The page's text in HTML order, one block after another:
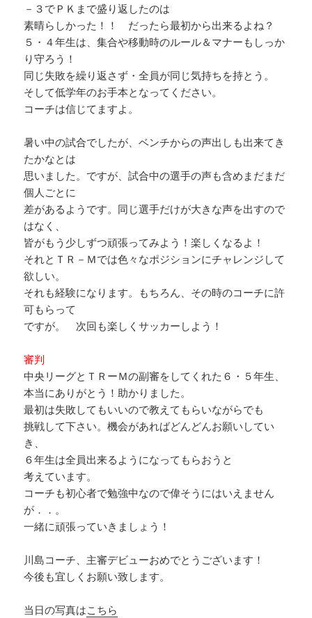
－３でＰＫまで盛り返したのは
素晴らしかった！！ だったら最初から出来るよね？
５・４年生は、集合や移動時のルール＆マナーもしっか
り守ろう！
同じ失敗を繰り返さず・全員が同じ気持ちを持とう。
そして低学年のお手本となってください。
コーチは信じてますよ。
暑い中の試合でしたが、ベンチからの声出しも出来てき
たかなとは
思いました。ですが、試合中の選手の声も含めまだまだ
個人ごとに
差があるようです。同じ選手だけが大きな声を出すので
はなく、
皆がもう少しずつ頑張ってみよう！楽しくなるよ！
それとＴＲ－Ｍでは色々なポジションにチャレンジして
欲しい。
それも経験になります。もちろん、その時のコーチに許
可もらって
ですが。 次回も楽しくサッカーしよう！
審判
中央リーグとＴＲーＭの副審をしてくれた６・５年生、
本当にありがとう！助かりました。
最初は失敗してもいいので教えてもらいながらでも
挑戦して下さい。機会があればどんどんお願いしてい
き、
６年生は全員出来るようになってもらおうと
考えています。
コーチも初心者で勉強中なので偉そうにはいえません
が．．。
一緒に頑張っていきましょう！
川島コーチ、主審デビューおめでとうございます！
今後も宜しくお願い致します。
当日の写真はこちら